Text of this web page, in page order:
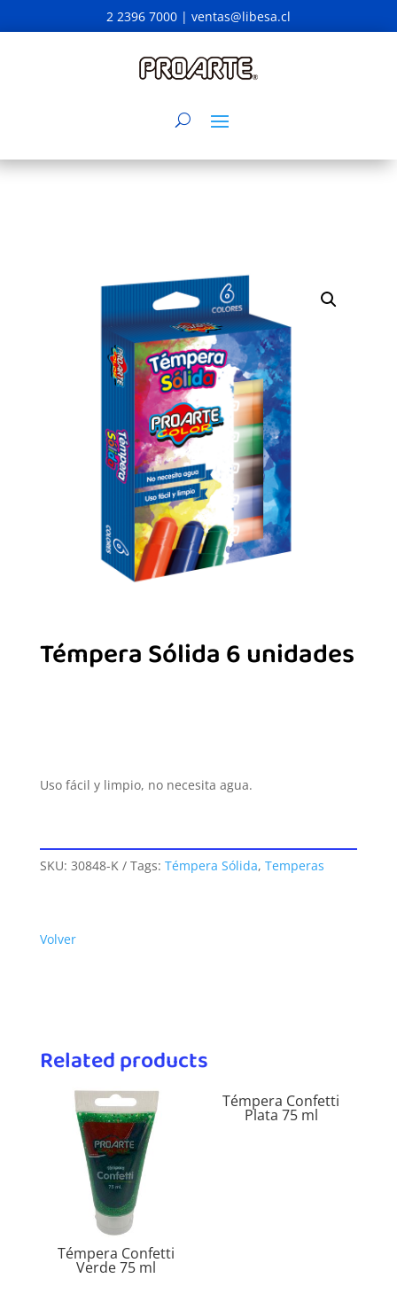
2 2396 7000 | ventas@libesa.cl
Témpera Sólida 6 unidades
Uso fácil y limpio, no necesita agua.
SKU: 30848-K Tags: Témpera Sólida, Temperas
Volver
Related products
Témpera Confetti
Verde 75 ml
Témpera Confetti
Plata 75 ml